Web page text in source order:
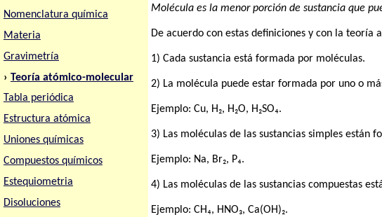
Nomenclatura química
Materia
Gravimetría
› Teoría atómico-molecular
Tabla periódica
Estructura atómica
Uniones químicas
Compuestos químicos
Estequiometria
Disoluciones
Molécula es la menor porción de sustancia que
De acuerdo con estas definiciones y con la
1) Cada sustancia está formada por moléculas.
2) La molécula puede estar formada por uno o
Ejemplo: Cu, H₂, H₂O, H₂SO₄.
3) Las moléculas de las sustancias simples están
Ejemplo: Na, Br₂, P₄.
4) Las moléculas de las sustancias compuestas
Ejemplo: CH₄, HNO₃, Ca(OH)₂.